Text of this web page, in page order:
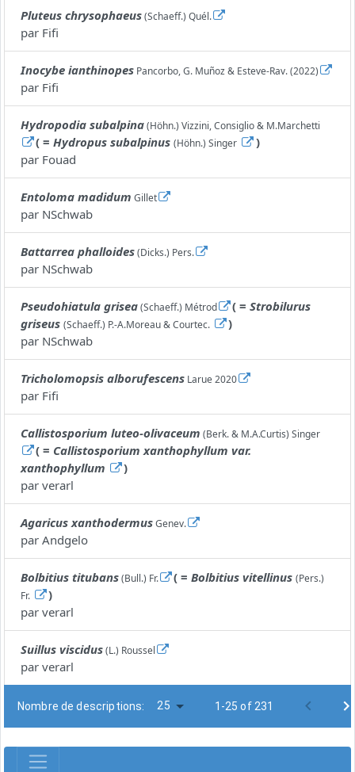
Pluteus chrysophaeus(Schaeff.) Quél.
par Fifi
Inocybe ianthinopes Pancorbo, G. Muñoz & Esteve-Rav. (2022)
par Fifi
Hydropodia subalpina(Höhn.) Vizzini, Consiglio & M.Marchetti
( =Hydropus subalpinus (Höhn.) Singer
)
par Fouad
Entoloma madidum Gillet
par NSchwab
Battarrea phalloides(Dicks.) Pers.
par NSchwab
Pseudohiatula grisea(Schaeff.) Métrod ( =Strobilurus
griseus (Schaeff.) P.-A.Moreau & Courtec.
)
par NSchwab
Tricholomopsis alborufescens Larue 2020
par Fifi
Callistosporium luteo-olivaceum (Berk. & M.A.Curtis) Singer
( = Callistosporium xanthophyllum var.
xanthophyllum
)
par verarl
Agaricus xanthodermusGenev.
par Andgelo
Bolbitius titubans(Bull.) Fr. ( =Bolbitius vitellinus (Pers.)
Fr.
)
par verarl
Suillus viscidus(L.) Roussel
par verarl
Nombre de descriptions: 25 1-25 of 231